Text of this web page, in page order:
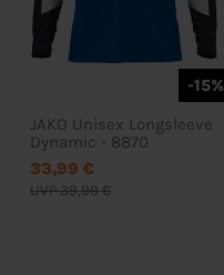
-15%
JAKO Unisex Longsleeve
Dynamic - 8870
UVP 39,99 €
33,99 €